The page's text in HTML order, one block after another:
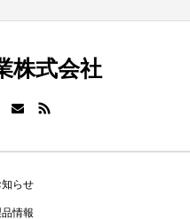
株式会社
知らせ
情報